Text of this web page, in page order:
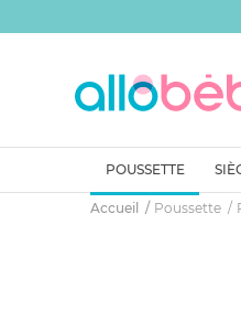
POUSSETTE
Accueil Poussette